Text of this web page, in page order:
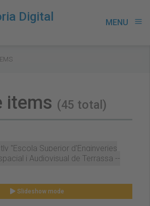
Digital
MENU menu
items (45 total)
"Escola Superior d'Enginyeries
i Audiovisual de Terrassa --
Slideshow mode